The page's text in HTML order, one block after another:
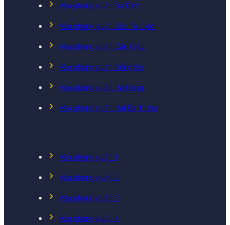
Văn phòng quận Ba Đình
Văn phòng quận Bắc Từ Liêm
Văn phòng quận Cầu Giấy
Văn phòng quận Đống Đa
Văn phòng quận Hà Đông
Văn phòng quận Hai Bà Trưng
Văn phòng quận 1
Văn phòng quận 2
Văn phòng quận 3
Văn phòng quận 4